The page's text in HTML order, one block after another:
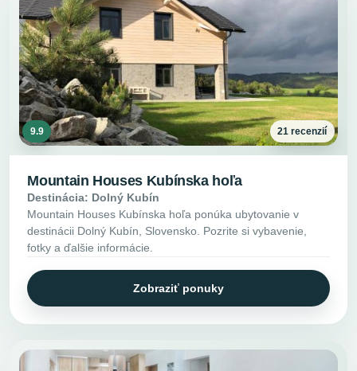
9.9 21 recenzií
Mountain Houses Kubínska hoľa
Destinácia: Dolný Kubín
Mountain Houses Kubínska hoľa ponúka ubytovanie v
destinácii Dolný Kubín, Slovensko. Pozrite si vybavenie,
fotky a ďalšie informácie.
Zobraziť ponuky